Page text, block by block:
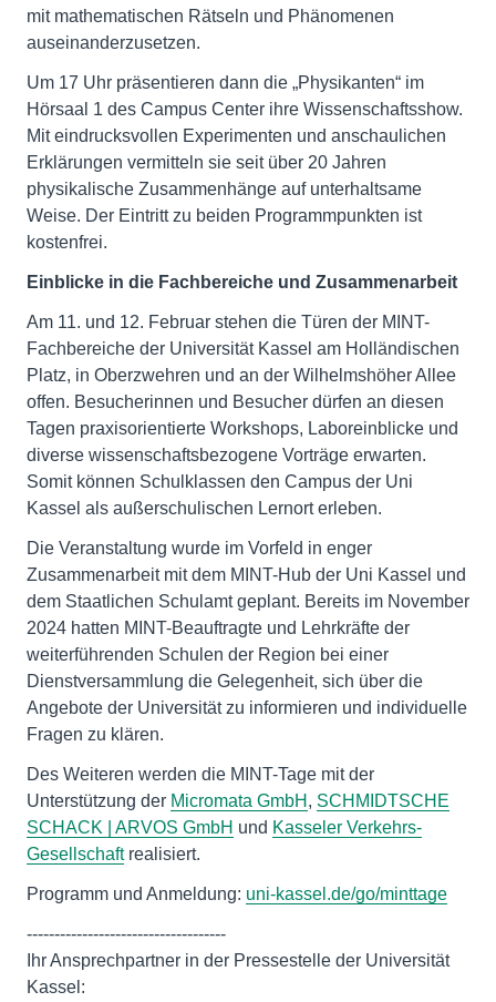
mit mathematischen Rätseln und Phänomenen
auseinanderzusetzen.
Um 17 Uhr präsentieren dann die „Physikanten“ im
Hörsaal 1 des Campus Center ihre Wissenschaftsshow.
Mit eindrucksvollen Experimenten und anschaulichen
Erklärungen vermitteln sie seit über 20 Jahren
physikalische Zusammenhänge auf unterhaltsame
Weise. Der Eintritt zu beiden Programmpunkten ist
kostenfrei.
Einblicke in die Fachbereiche und Zusammenarbeit
Am 11. und 12. Februar stehen die Türen der MINT-
Fachbereiche der Universität Kassel am Holländischen
Platz, in Oberzwehren und an der Wilhelmshöher Allee
offen. Besucherinnen und Besucher dürfen an diesen
Tagen praxisorientierte Workshops, Laboreinblicke und
diverse wissenschaftsbezogene Vorträge erwarten.
Somit können Schulklassen den Campus der Uni
Kassel als außerschulischen Lernort erleben.
Die Veranstaltung wurde im Vorfeld in enger
Zusammenarbeit mit dem MINT-Hub der Uni Kassel und
dem Staatlichen Schulamt geplant. Bereits im November
2024 hatten MINT-Beauftragte und Lehrkräfte der
weiterführenden Schulen der Region bei einer
Dienstversammlung die Gelegenheit, sich über die
Angebote der Universität zu informieren und individuelle
Fragen zu klären.
Des Weiteren werden die MINT-Tage mit der
Unterstützung der Micromata GmbH , SCHMIDTSCHE
SCHACK | ARVOS GmbH und Kasseler Verkehrs-
Gesellschaftrealisiert.
Programm und Anmeldung: uni-kassel.de/go/minttage
------------------------------------
Ihr Ansprechpartner in der Pressestelle der Universität
Kassel: